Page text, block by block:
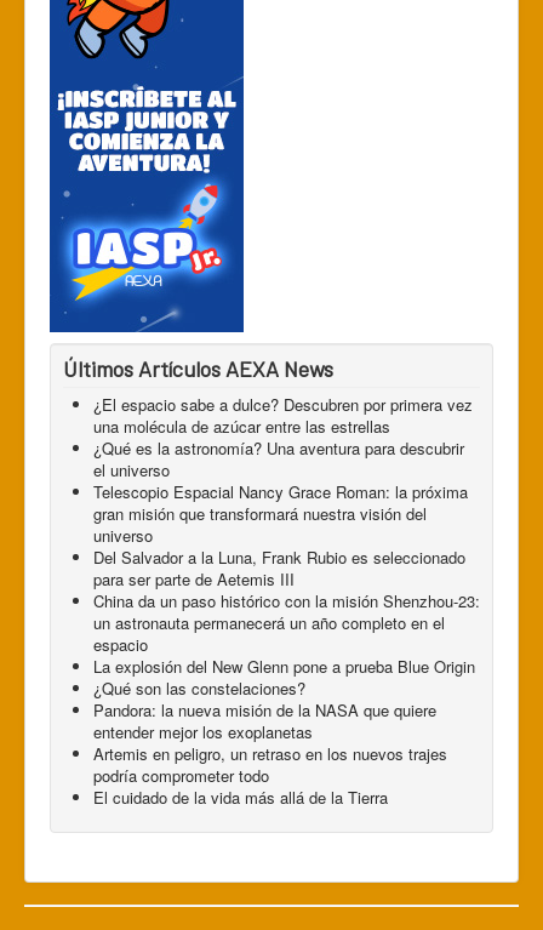
Últimos Artículos AEXA News
¿El espacio sabe a dulce? Descubren por primera vez
una molécula de azúcar entre las estrellas
¿Qué es la astronomía? Una aventura para descubrir
el universo
Telescopio Espacial Nancy Grace Roman: la próxima
gran misión que transformará nuestra visión del
universo
Del Salvador a la Luna, Frank Rubio es seleccionado
para ser parte de Aetemis III
China da un paso histórico con la misión Shenzhou-23:
un astronauta permanecerá un año completo en el
espacio
La explosión del New Glenn pone a prueba Blue Origin
¿Qué son las constelaciones?
Pandora: la nueva misión de la NASA que quiere
entender mejor los exoplanetas
Artemis en peligro, un retraso en los nuevos trajes
podría comprometer todo
El cuidado de la vida más allá de la Tierra